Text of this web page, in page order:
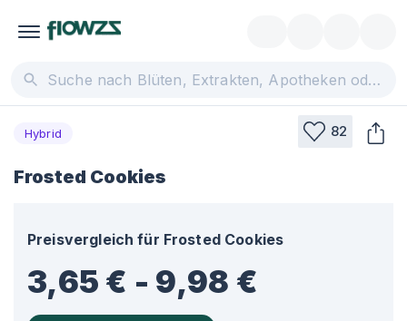
Hybrid 82
Frosted Cookies
Preisvergleich für Frosted Cookies
3,65 € - 9,98 €